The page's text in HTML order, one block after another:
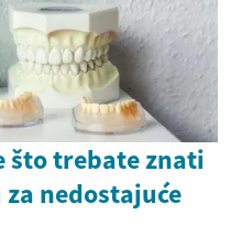
što trebate znati
nedostajuće